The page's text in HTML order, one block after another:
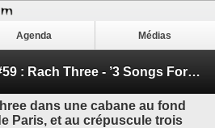
Agenda Médias
Le streaming du jour #59 : Rach Three - ’3 Songs For Claire’
dans une cabane au fond
Paris, et au crépuscule trois